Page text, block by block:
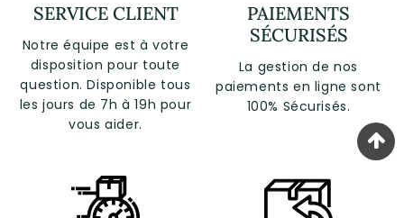
SERVICE CLIENT
Notre équipe est à votre
disposition pour toute
question. Disponible tous
les jours de 7h à 19h pour
vous aider.
PAIEMENTS
SÉCURISÉS
La gestion de nos
paiements en ligne sont
100% Sécurisés.